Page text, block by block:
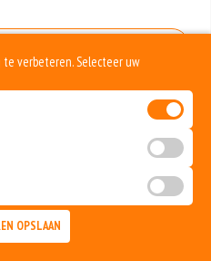
allergenen.
te verbeteren. Selecteer uw
OPSLAAN